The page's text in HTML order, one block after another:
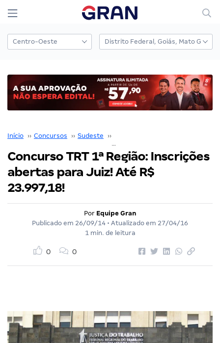
Início ›› Concursos ›› Sudeste ››
Concurso TRT 1ª Região: Inscrições
abertas para Juiz! Até R$
23.997,18!
Por Equipe Gran
Publicado em 26/09/14 • Atualizado em 27/04/16
1 min. de leitura
0 0